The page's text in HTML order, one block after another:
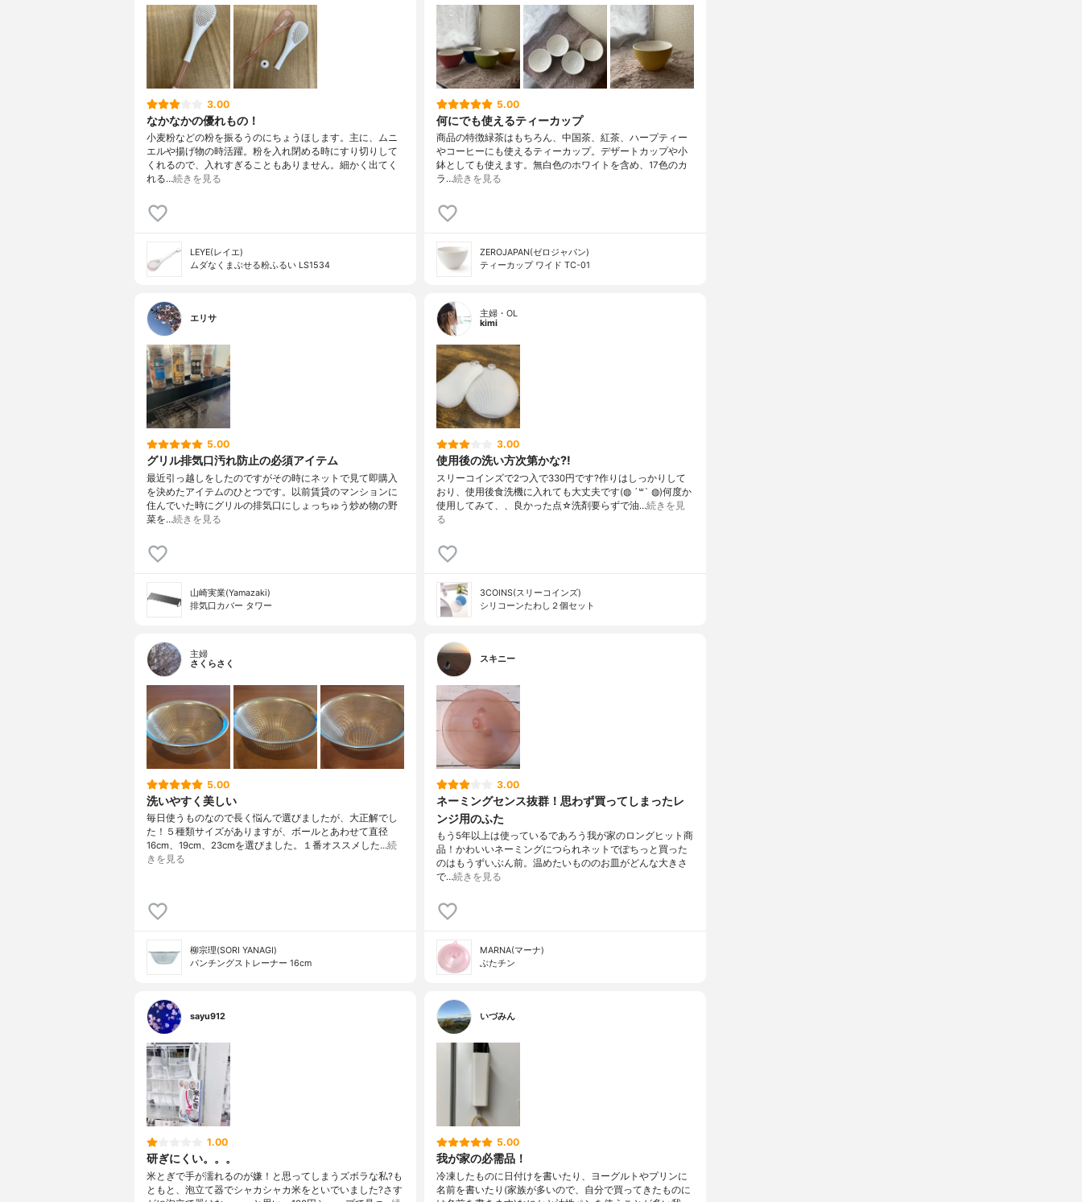
3.00
なかなかの優れもの！
小麦粉などの粉を振るうのにちょうほします。主に、ムニ
エルや揚げ物の時活躍。粉を入れ閉める時にすり切りして
くれるので、入れすぎることもありません。細かく出てく
れる…続きを見る
LEYE(レイエ)
ムダなくまぶせる粉ふるい LS1534
5.00
何にでも使えるティーカップ
商品の特徴緑茶はもちろん、中国茶、紅茶、ハープティー
やコーヒーにも使えるティーカップ。デザートカップや小
鉢としても使えます。無白色のホワイトを含め、17色のカ
ラ…続きを見る
ZEROJAPAN(ゼロジャパン)
ティーカップ ワイド TC-01
エリサ
5.00
グリル排気口汚れ防止の必須アイテム
最近引っ越しをしたのですがその時にネットで見て即購入
を決めたアイテムのひとつです。以前賃貸のマンションに
住んでいた時にグリルの排気口にしょっちゅう炒め物の野
菜を…続きを見る
山崎実業(Yamazaki)
排気口カバー タワー
主婦・OL
kimi
3.00
使用後の洗い方次第かな?!
スリーコインズで2つ入で330円です?作りはしっかりして
おり、使用後食洗機に入れても大丈夫です(◍ ´꒳` ◍)何度か
使用してみて、、良かった点☆洗剤要らずで油…続きを見
る
3COINS(スリーコインズ)
シリコーンたわし２個セット
主婦
さくらさく
5.00
洗いやすく美しい
毎日使うものなので長く悩んで選びましたが、大正解でし
た！５種類サイズがありますが、ボールとあわせて直径
16cm、19cm、23cmを選びました。１番オススメした…続
きを見る
柳宗理(SORI YANAGI)
パンチングストレーナー 16cm
スキニー
3.00
ネーミングセンス抜群！思わず買ってしまったレ
ンジ用のふた
もう5年以上は使っているであろう我が家のロングヒット商
品！かわいいネーミングにつられネットでぽちっと買った
のはもうずいぶん前。温めたいもののお皿がどんな大きさ
で…続きを見る
MARNA(マーナ)
ぶたチン
sayu912
1.00
研ぎにくい。。。
米とぎで手が濡れるのが嫌！と思ってしまうズボラな私?も
ともと、泡立て器でシャカシャカ米をといでいました?さす
いづみん
5.00
我が家の必需品！
冷凍したものに日付けを書いたり、ヨーグルトやプリンに
名前を書いたり(家族が多いので、自分で買ってきたものに